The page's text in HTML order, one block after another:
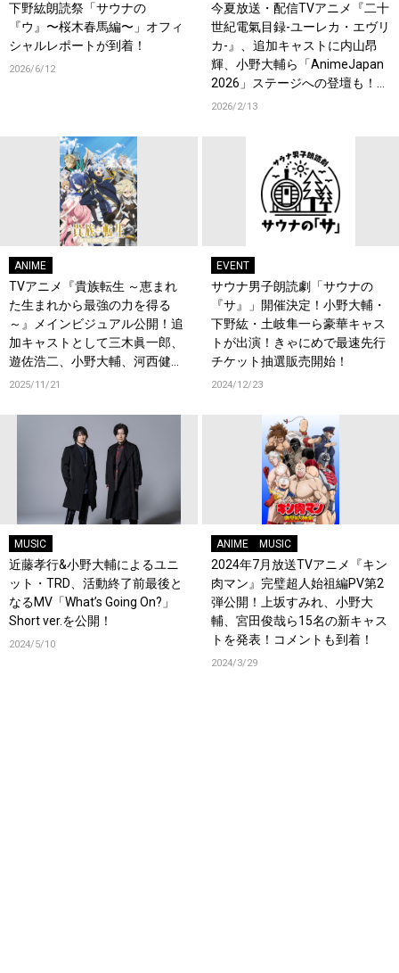
下野紘朗読祭「サウナの
『ウ』〜桜木春馬編〜」オフィ
シャルレポートが到着！
2026/6/12
今夏放送・配信TVアニメ『二十
世紀電氣目録-ユーレカ・エヴリ
カ-』、追加キャストに内山昂
輝、小野大輔ら「AnimeJapan
2026」ステージへの登壇も！コ
メントも到着！
2026/2/13
ANIME
TVアニメ『貴族転生 ～恵まれ
た生まれから最強の力を得る
～』メインビジュアル公開！追
加キャストとして三木眞一郎、
遊佐浩二、小野大輔、河西健吾
が決定！コメントも到着！
2025/11/21
EVENT
サウナ男子朗読劇「サウナの
『サ』」開催決定！小野大輔・
下野紘・土岐隼一ら豪華キャス
トが出演！きゃにめで最速先行
チケット抽選販売開始！
2024/12/23
MUSIC
近藤孝行&小野大輔によるユニ
ット・TRD、活動終了前最後と
なるMV「What’s Going On?」
Short ver.を公開！
2024/5/10
ANIME MUSIC
2024年7月放送TVアニメ『キン
肉マン』完璧超人始祖編PV第2
弾公開！上坂すみれ、小野大
輔、宮田俊哉ら15名の新キャス
トを発表！コメントも到着！
2024/3/29